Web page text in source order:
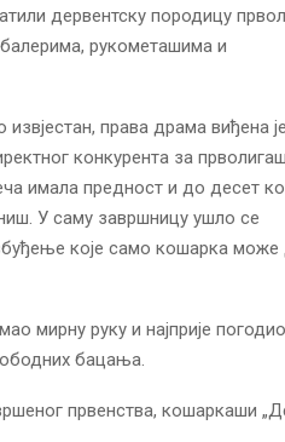
дервентску породицу
рукометашима и
права драма виђена је
конкурента за
имала предност и до десет
У саму завршницу ушло се
које само кошарка може
мирну руку и најприје
бацања.
првенства, кошаркаши